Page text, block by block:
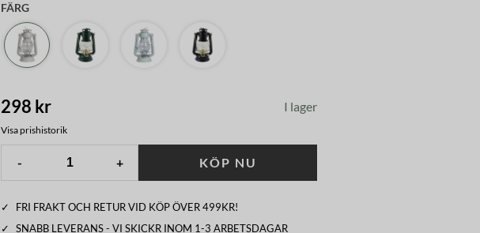
FÄRG
298 kr I lager
Visa prishistorik
- + KÖP NU
✓
FRI FRAKT OCH RETUR VID KÖP ÖVER 499KR!
✓
SNABB LEVERANS - VI SKICKR INOM 1-3 ARBETSDAGAR